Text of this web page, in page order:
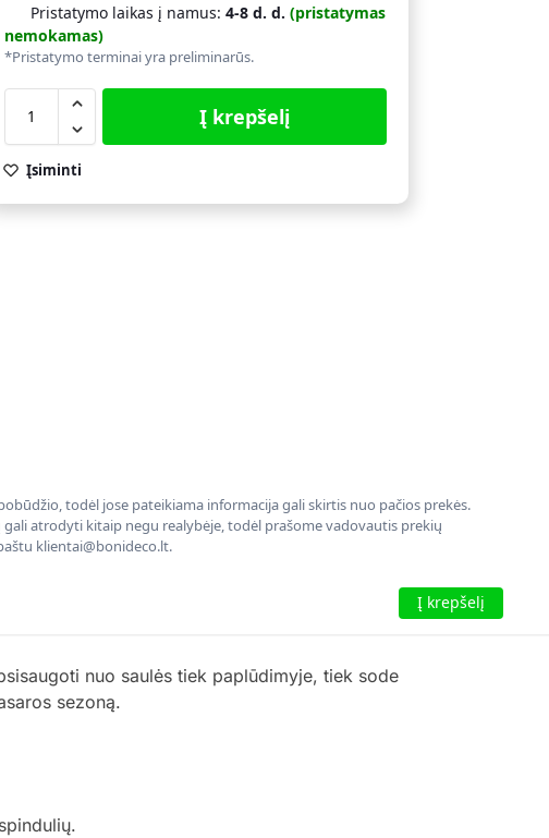
Pristatymo laikas į namus:4-8 d. d. (pristatymas
nemokamas)
*Pristatymo terminai yra preliminarūs.
Į krepšelį
Įsiminti
todėl jose pateikiama informacija gali skirtis nuo pačios prekės.
atrodyti kitaip negu realybėje, todėl prašome vadovautis prekių
klientai@bonideco.lt.
Į krepšelį
nuo saulės tiek paplūdimyje, tiek sode
sezoną.